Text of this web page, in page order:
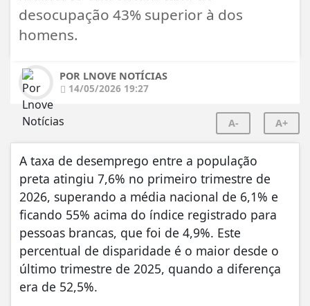
desocupação 43% superior à dos
homens.
POR LNOVE NOTÍCIAS
14/05/2026 19:27
A- A+
A taxa de desemprego entre a população
preta atingiu 7,6% no primeiro trimestre de
2026, superando a média nacional de 6,1% e
ficando 55% acima do índice registrado para
pessoas brancas, que foi de 4,9%. Este
percentual de disparidade é o maior desde o
último trimestre de 2025, quando a diferença
era de 52,5%.